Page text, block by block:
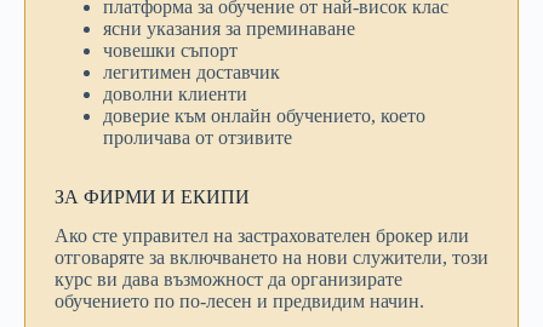
платформа за обучение от най-висок клас
ясни указания за преминаване
човешки съпорт
легитимен доставчик
доволни клиенти
доверие към онлайн обучението, което
проличава от отзивите
ЗА ФИРМИ И ЕКИПИ
Ако сте управител на застрахователен брокер или
отговаряте за включването на нови служители, този
курс ви дава възможност да организирате
обучението по по-лесен и предвидим начин.